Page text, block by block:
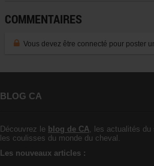
COMMENTAIRES
Vous devez être connecté pour poster
BLOG CA
Découvrez le blog de CA , les actualités du
les coulisses du monde du cheval.
Les nouveaux articles :